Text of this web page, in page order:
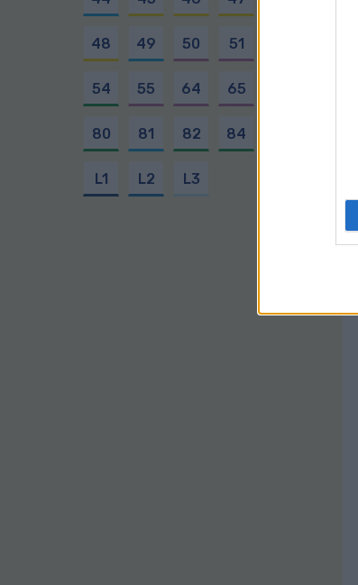
48 49 50 51
54 55 64 65
80 81 82 84
L1 L2 L3